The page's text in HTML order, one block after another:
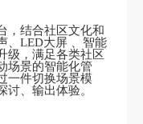
，结合社区文化和
、LED大屏 、智能
级，满足各类社区
场景的智能化管
一件切换场景模
、输出体验。